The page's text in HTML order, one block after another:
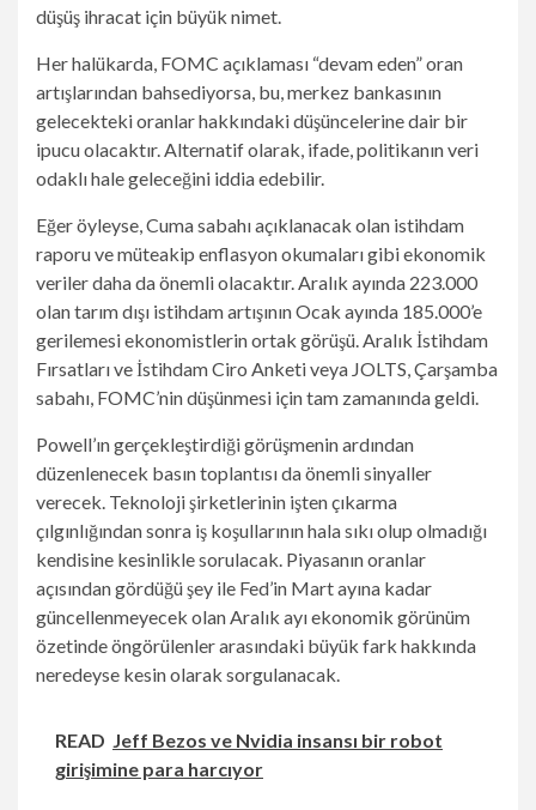
düşüş ihracat için büyük nimet.
Her halükarda, FOMC açıklaması “devam eden” oran
artışlarından bahsediyorsa, bu, merkez bankasının
gelecekteki oranlar hakkındaki düşüncelerine dair bir
ipucu olacaktır. Alternatif olarak, ifade, politikanın veri
odaklı hale geleceğini iddia edebilir.
Eğer öyleyse, Cuma sabahı açıklanacak olan istihdam
raporu ve müteakip enflasyon okumaları gibi ekonomik
veriler daha da önemli olacaktır. Aralık ayında 223.000
olan tarım dışı istihdam artışının Ocak ayında 185.000’e
gerilemesi ekonomistlerin ortak görüşü. Aralık İstihdam
Fırsatları ve İstihdam Ciro Anketi veya JOLTS, Çarşamba
sabahı, FOMC’nin düşünmesi için tam zamanında geldi.
Powell’ın gerçekleştirdiği görüşmenin ardından
düzenlenecek basın toplantısı da önemli sinyaller
verecek. Teknoloji şirketlerinin işten çıkarma
çılgınlığından sonra iş koşullarının hala sıkı olup olmadığı
kendisine kesinlikle sorulacak. Piyasanın oranlar
açısından gördüğü şey ile Fed’in Mart ayına kadar
güncellenmeyecek olan Aralık ayı ekonomik görünüm
özetinde öngörülenler arasındaki büyük fark hakkında
neredeyse kesin olarak sorgulanacak.
READ Jeff Bezos ve Nvidia insansı bir robot
girişimine para harcıyor